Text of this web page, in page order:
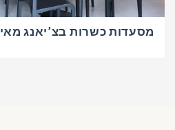
מסעדות כשרות בצ’יאנג מאי